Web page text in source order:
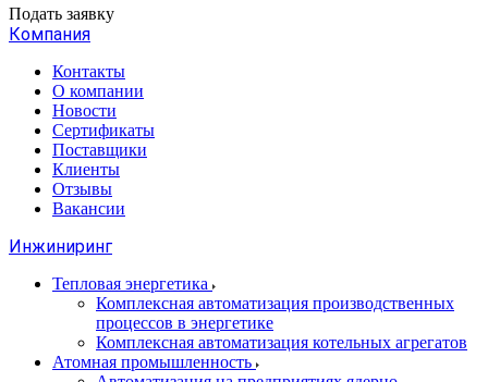
Подать заявку
Компания
Контакты
О компании
Новости
Сертификаты
Поставщики
Клиенты
Отзывы
Вакансии
Инжиниринг
Тепловая энергетика
Комплексная автоматизация производственных
процессов в энергетике
Комплексная автоматизация котельных агрегатов
Атомная промышленность